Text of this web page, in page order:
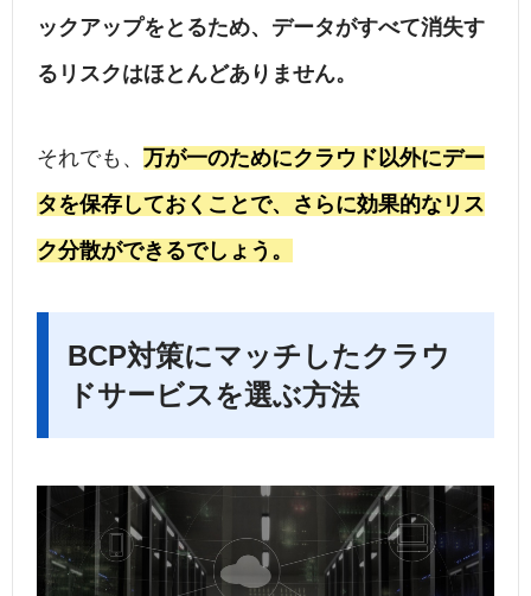
ックアップをとるため、データがすべて消失す
るリスクはほとんどありません。
それでも、 万が一のためにクラウド以外にデー
タを保存しておくことで、さらに効果的なリス
ク分散ができるでしょう。
BCP対策にマッチしたクラウ
ドサービスを選ぶ方法